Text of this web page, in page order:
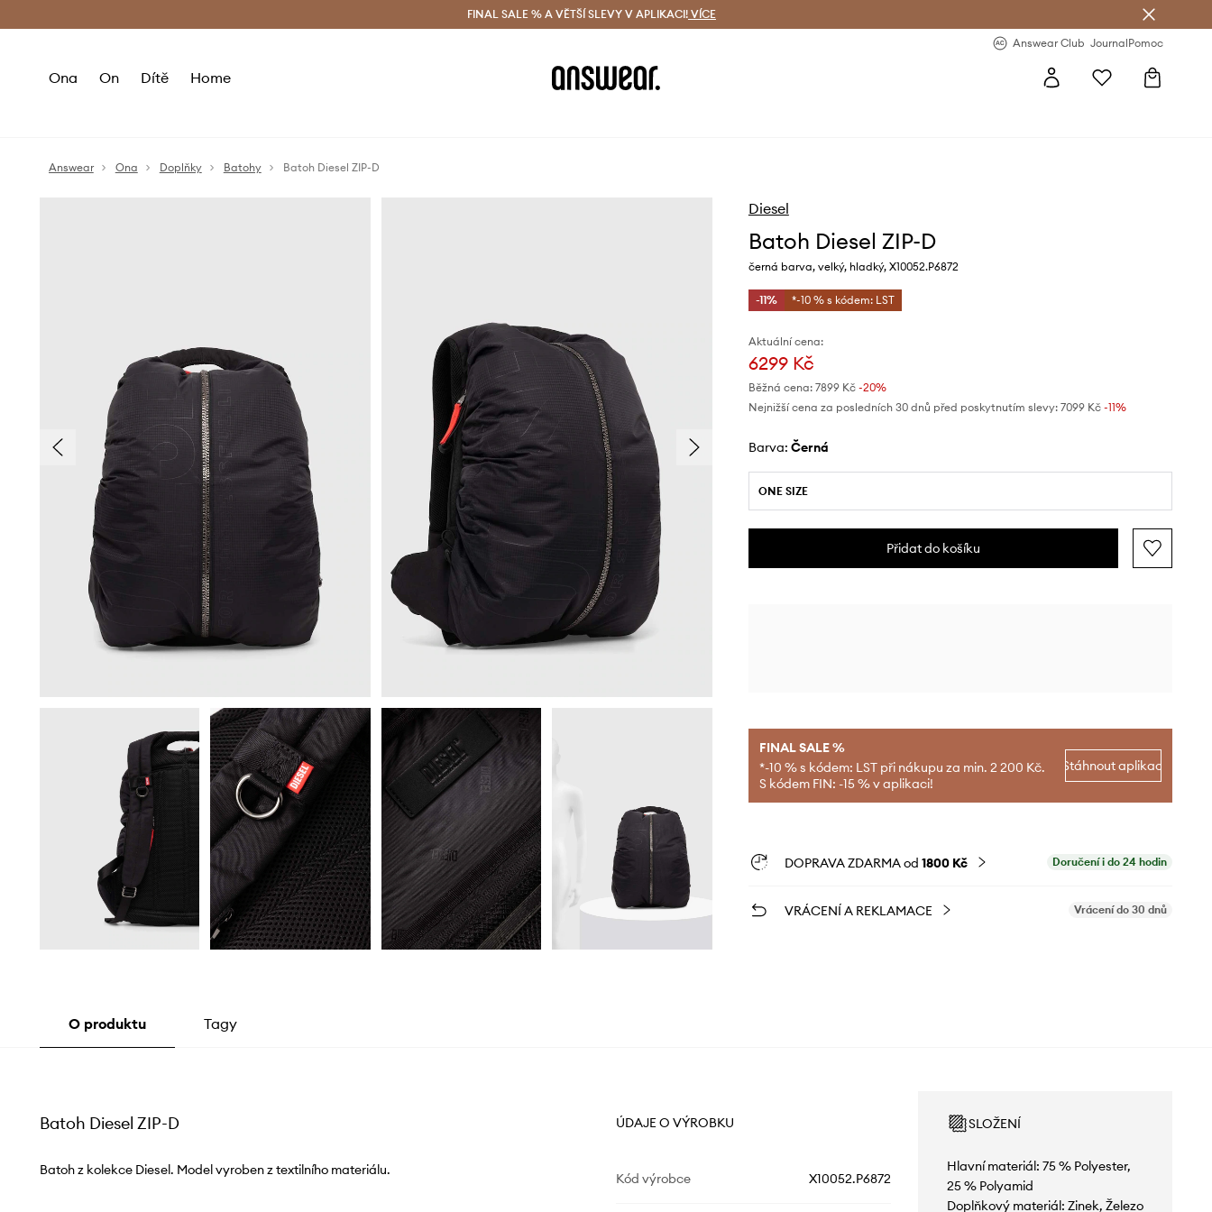
Doručení a vrácení zdarma (od 1800 Kč) Doručení i do 24 h
FINAL SALE % A VĚTŠÍ SLEVY V APLIKACI! VÍCE
Answear Club JournalPomoc
Ona On Dítě Home
Answear Ona Doplňky Batohy Batoh Diesel ZIP-D
Diesel
Batoh Diesel ZIP-D
černá barva, velký, hladký, X10052.P6872
-11% *-10 % s kódem: LST
Aktuální cena:
6299 Kč
Běžná cena: 7899 Kč-20%
Nejnižší cena za posledních 30 dnů před poskytnutím slevy: 7099 Kč -11%
Barva: černá
ONE SIZE
Přidat do košíku
FINAL SALE %
*-10 % s kódem: LST při nákupu za min. 2 200 Kč.
S kódem FIN: -15 % v aplikaci!
Stáhnout aplikaci
DOPRAVA ZDARMA od 1800 Kč Doručení i do 24 hodin
VRÁCENÍ A REKLAMACE Vrácení do 30 dnů
O produktu Tagy
Batoh Diesel ZIP-D
Batoh z kolekce Diesel. Model vyroben z textilního materiálu.
ÚDAJE O VÝROBKU
Kód výrobce X10052.P6872
SLOŽENÍ
Hlavní materiál: 75 % Polyester,
25 % Polyamid
Doplňkový materiál: Zinek, Železo